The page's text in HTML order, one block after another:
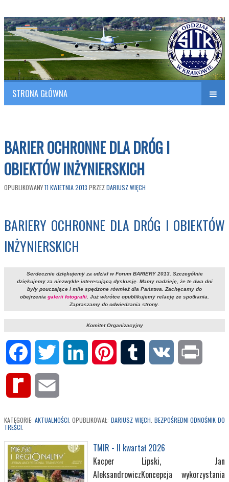
SITK RP Oddział w KRAKOWIE
Polish Association of Engineers & Technicians of Transportation
STRONA GŁÓWNA
BARIER OCHRONNE DLA DRÓG I
OBIEKTÓW INŻYNIERSKICH
OPUBLIKOWANY11 KWIETNIA 2013 PRZEZDARIUSZ WIĘCH
BARIERY OCHRONNE DLA DRÓG I OBIEKTÓW
INŻYNIERSKICH
Serdecznie dziękujemy za udział w Forum BARIERY 2013. Szczególnie
dziękujemy za niezwykle interesującą dyskusję. Mamy nadzieję, że te dwa dni
były pouczające i mile spędzone również dla Państwa. Zachęcamy do
obejrzenia galerii fotografii . Już wkrótce opublikujemy relację ze spotkania.
Zapraszamy do odwiedzania strony.
Komitet Organizacyjny
Facebook Twitter LinkedIn Pinterest Tumblr VK
Rediff
KATEGORIE: AKTUALNOŚCI . OPUBLIKOWAŁ:DARIUSZ WIĘCH BEZPOŚREDNI ODNOŚNIK DO
TREŚCI
TMIR - II kwartał 2026
Kacper Lipski, Jan
AleksandrowiczKoncepcja wykorzystania